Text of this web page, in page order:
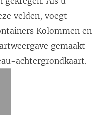
velden, voegt
Kolommen en
gemaakt
achtergrondkaart.